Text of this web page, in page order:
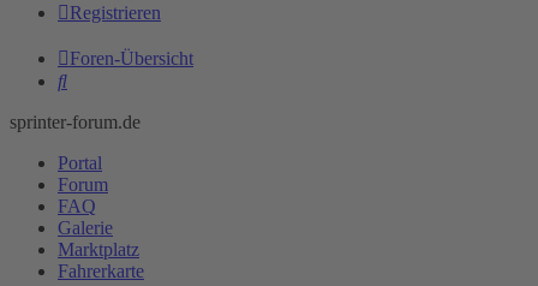
Registrieren
Foren-Übersicht
Suche
sprinter-forum.de
Portal
Forum
FAQ
Galerie
Marktplatz
Fahrerkarte